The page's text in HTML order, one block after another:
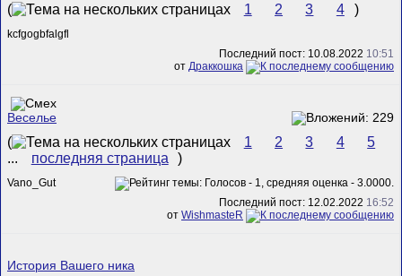
( 1 2 3 4 )
kcfgogbfalgfl
Последний пост: 10.08.2022 10:51
от Драккошка
Веселье
( 1 2 3 4
5
...
последняя страница )
Vano_Gut
Последний пост: 12.02.2022 16:52
от WishmasteR
История Вашего ника